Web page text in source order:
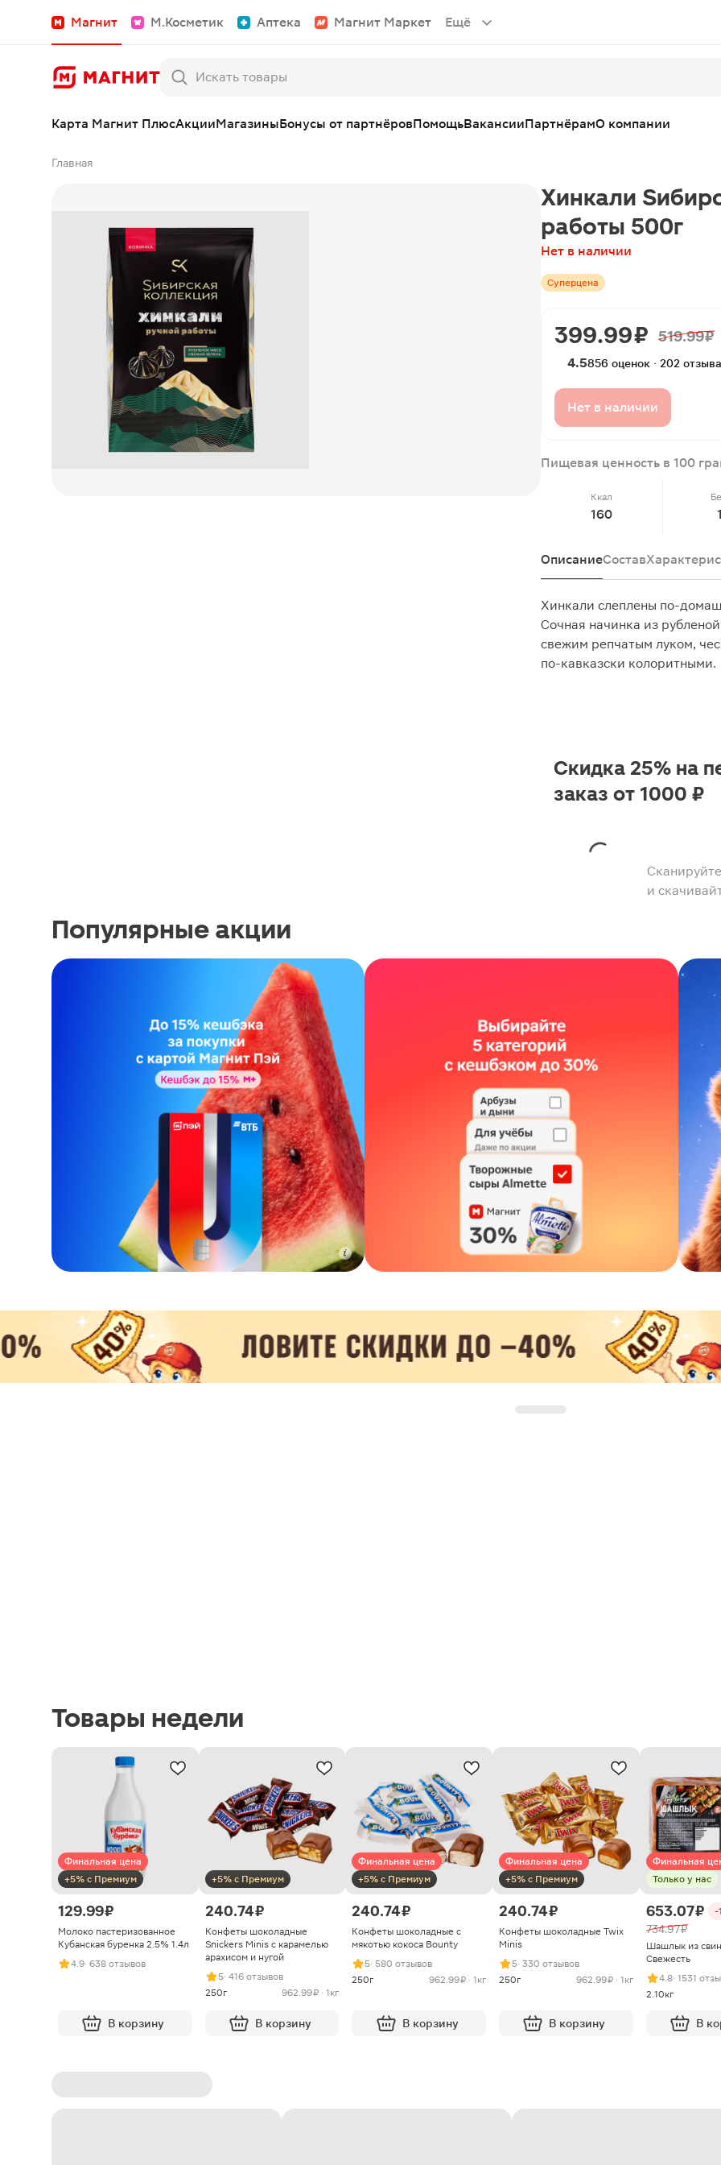
Магнит М.Косметик Аптека Магнит Маркет Ещё
Карта Магнит ПлюсАкцииМагазиныБонусы от партнёровПомощьВакансииПартнёрамО компании
Главная
Суперцена
Хинкали
работы 500г
Нет в наличии
399.99 ₽ 519.99 ₽
4.5856 оценок · 202 отзыва
Нет в наличии
Пищевая ценность в 100
Ккал
160
ОписаниеСостав
Хинкали слеплены по-
Сочная начинка из
свежим репчатым луком,
по-кавказски колоритными.
и
Скидка 25% на
заказ от 1000 ₽
Популярные акции
Товары недели
Финальная цена
+5% с Премиум
129.99 ₽
Молоко пастеризованное
Кубанская буренка 2.5% 1.4л
4.9· 638 отзывов
В корзину
+5% с Премиум
240.74 ₽
Конфеты шоколадные
Snickers Minis с карамелью
арахисом и нугой
5· 416 отзывов
250г
962.99 ₽ · 1кг
В корзину
Финальная цена
+5% с Премиум
240.74 ₽
Конфеты шоколадные с
мякотью кокоса Bounty
5· 580 отзывов
250г
962.99 ₽ · 1кг
В корзину
Финальная цена
+5% с Премиум
240.74 ₽
Конфеты шоколадные Twix
Minis
5· 330 отзывов
250г
962.99 ₽ · 1кг
В корзину
Финальная
Только у нас
653.07 ₽ -
734.97 ₽
Шашлык из
Свежесть
4.8· 1531
2.10кг
В